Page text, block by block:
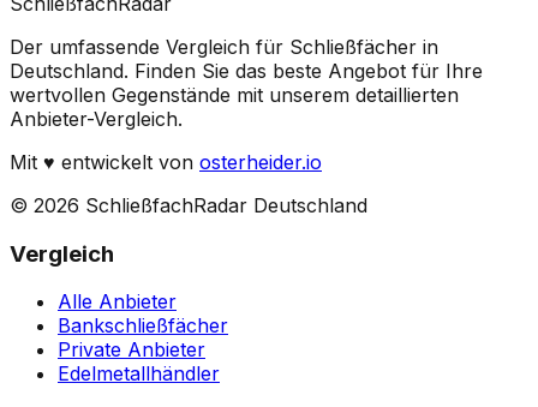
Der umfassende Vergleich für Schließfächer in
Deutschland. Finden Sie das beste Angebot für Ihre
wertvollen Gegenstände mit unserem detaillierten
Anbieter-Vergleich.
Mit ♥ entwickelt von osterheider.io
© 2026 SchließfachRadar Deutschland
Vergleich
Alle Anbieter
Bankschließfächer
Private Anbieter
Edelmetallhändler